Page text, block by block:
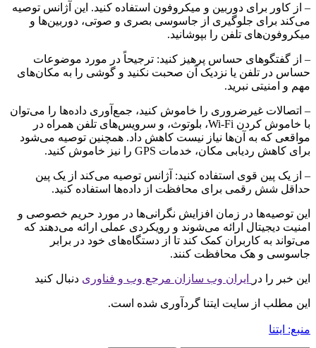
– از کاور برای دوربین و میکروفون استفاده کنید. این آژانس توصیه
می‌کند برای جلوگیری از جاسوسی بصری و صوتی، دوربین‌ها و
میکروفون‌های تلفن را بپوشانید.
– از گفتگوهای حساس پرهیز کنید: ترجیحاً در مورد موضوعات
حساس در تلفن یا نزدیک آن صحبت نکنید و گوشی را به مکان‌های
مهم و امنیتی نبرید.
– اتصالات غیرضروری را خاموش کنید، جمع‌آوری داده‌ها را می‌توان
با خاموش کردن Wi-Fi، بلوتوث، و سرویس‌های تلفن همراه در
مواقعی که به آن‌ها نیاز نیست کاهش داد. همچنین توصیه می‌شود
برای کاهش ردیابی مکان، خدمات GPS را نیز خاموش کنید.
– از یک پین قوی استفاده کنید: آژانس توصیه می‌کند از یک پین
حداقل شش رقمی برای محافظت از داده‌ها استفاده کنید.
این توصیه‌ها در زمان افزایش نگرانی‌ها در مورد حریم خصوصی و
امنیت دیجیتال ارائه می‌شوند و رویکردی عملی ارائه می‌دهند که
می‌تواند به کاربران کمک کند تا از دستگاه‌های خود در برابر
جاسوسی و هک محافظت کنند.
این خبر را در ایران وب سازان مرجع وب و فناوری دنبال کنید
این مطلب از سایت ایتنا گردآوری شده است.
منبع: ایتنا